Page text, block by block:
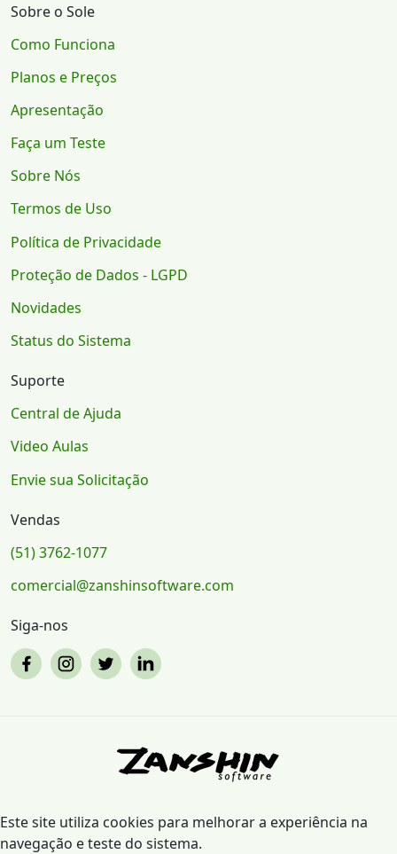
Sobre o Sole
Como Funciona
Planos e Preços
Apresentação
Faça um Teste
Sobre Nós
Termos de Uso
Política de Privacidade
Proteção de Dados - LGPD
Novidades
Status do Sistema
Suporte
Central de Ajuda
Video Aulas
Envie sua Solicitação
Vendas
(51) 3762-1077
comercial@zanshinsoftware.com
Siga-nos
Este site utiliza cookies para melhorar a experiência na
navegação e teste do sistema.